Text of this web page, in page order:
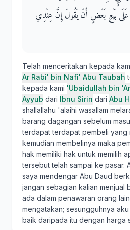
بَيْعِ بَعْضٍ أَنْ يَقُولَ إِنَّ عِنْدِي
Telah menceritakan kepada
Ar Rabi' bin Nafi' Abu Taubah
kepada kami 'Ubaidullah bin
Ayyub dari Ibnu Sirin dari Abu
shallallahu 'alaihi wasallam
barang dagangan sebelum
terdapat terdapat pembeli yang
kemudian membelinya maka
hak memiliki hak untuk memilih
tersebut telah sampai ke pasar.
saya mendengar Abu Daud
jangan sebagian kalian menjual
ada dalam penawaran orang
mengatakan; sesungguhnya
baik daripada itu dengan harga